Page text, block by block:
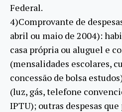
Federal.
4)Comprovante de
abril ou maio de 2004):
casa própria ou aluguel e
(mensalidades escolares,
concessão de bolsa
(luz, gás, telefone
IPTU); outras despesas que